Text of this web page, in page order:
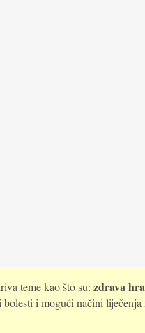
teme kao što su: zdrava
i mogući načini liječenja